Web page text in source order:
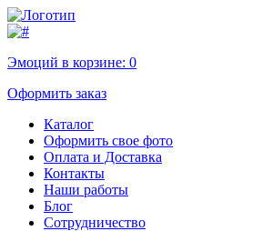
Эмоций в корзине: 0
Оформить заказ
Каталог
Оформить свое фото
Оплата и Доставка
Контакты
Наши работы
Блог
Сотрудничество